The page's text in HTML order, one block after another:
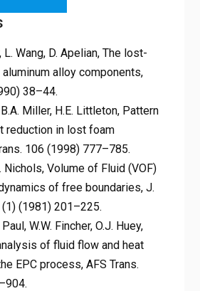
L. Wang, D. Apelian, The lost-
alloy components,
38–44.
Miller, H.E. Littleton, Pattern
reduction in lost foam
106 (1998) 777–785.
Nichols, Volume of Fluid (VOF)
of free boundaries, J.
(1981) 201–225.
W.W. Fincher, O.J. Huey,
of fluid flow and heat
EPC process, AFS Trans.